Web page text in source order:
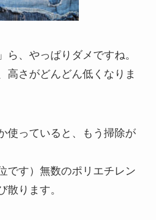
ら、やっぱりダメですね。
高さがどんどん低くなりま
使っていると、もう掃除が
です）無数のポリエチレン
散ります。